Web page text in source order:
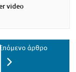
video